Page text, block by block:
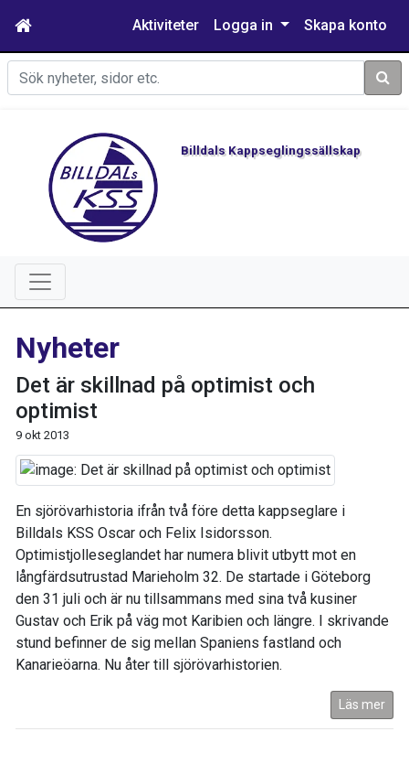
Aktiviteter Logga in Skapa konto
Sök
Billdals Kappseglingssällskap
Nyheter
Det är skillnad på optimist och
optimist
9 okt 2013
En sjörövarhistoria ifrån två före detta kappseglare i
Billdals KSS Oscar och Felix Isidorsson.
Optimistjolleseglandet har numera blivit utbytt mot en
långfärdsutrustad Marieholm 32. De startade i Göteborg
den 31 juli och är nu tillsammans med sina två kusiner
Gustav och Erik på väg mot Karibien och längre. I skrivande
stund befinner de sig mellan Spaniens fastland och
Kanarieöarna. Nu åter till sjörövarhistorien.
Läs mer